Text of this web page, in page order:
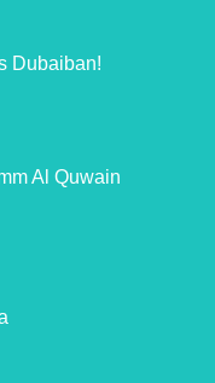
Dubaiban!
Al Quwain